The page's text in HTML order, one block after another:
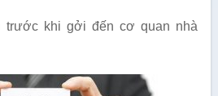
trước khi gởi đến cơ quan nhà